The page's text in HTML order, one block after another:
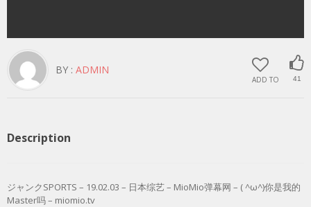
ADD TO 41
BY : ADMIN
Description
ジャンクSPORTS – 19.02.03 – 日本综艺 – MioMio弹幕网 – ( ^ω^)你是我的
Master吗 – miomio.tv